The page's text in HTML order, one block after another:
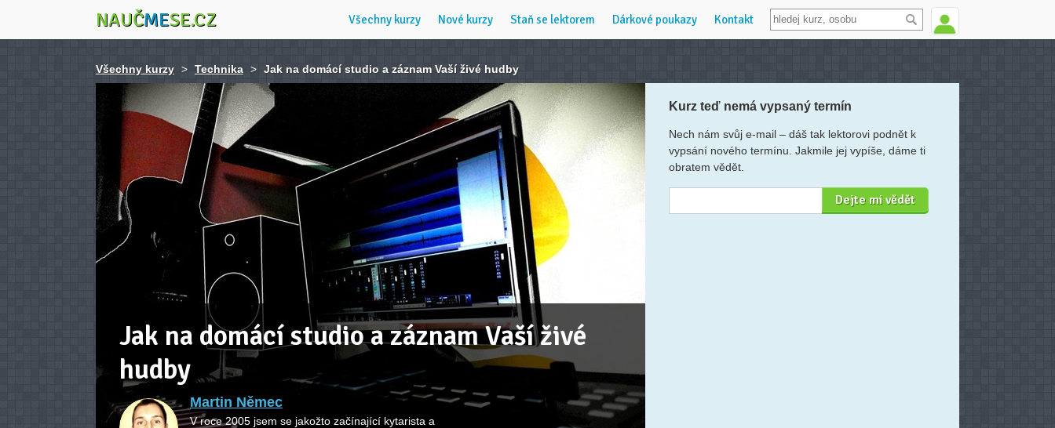
NAUČMESE.CZ Všechny kurzy Nové kurzy Staň se lektorem Dárkové poukazy Kontakt
Všechny kurzy > Technika > Jak na domácí studio a záznam Vaší živé hudby
Jak na domácí studio a záznam Vaší živé
hudby
Martin Němec
V roce 2005 jsem se jakožto začínající kytarista a
Kurz teď nemá vypsaný termín
Nech nám svůj e-mail – dáš tak lektorovi podnět k
vypsání nového termínu. Jakmile jej vypíše, dáme ti
obratem vědět.